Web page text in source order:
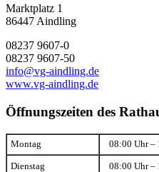
Marktplatz 1
86447 Aindling
08237 9607-0
08237 9607-50
info@vg-aindling.de
www.vg-aindling.de
Öffnungszeiten des
Montag 08:00 Uhr –
Dienstag 08:00 Uhr –